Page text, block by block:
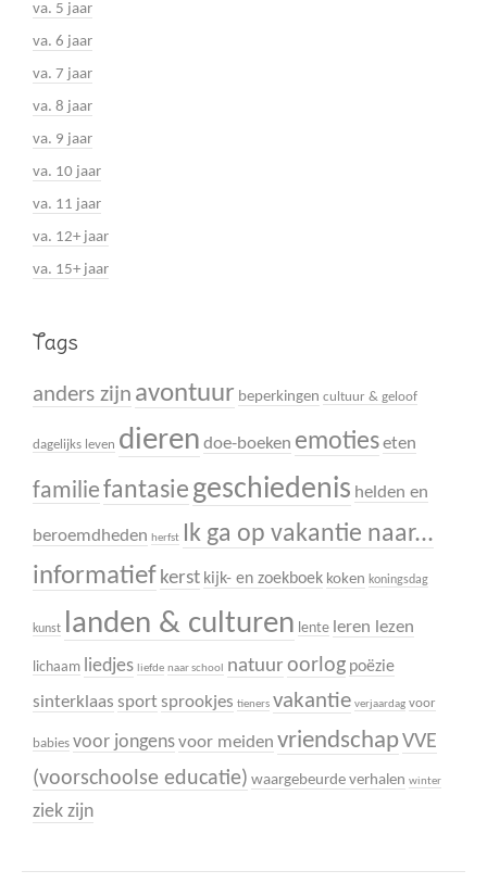
va. 5 jaar
va. 6 jaar
va. 7 jaar
va. 8 jaar
va. 9 jaar
va. 10 jaar
va. 11 jaar
va. 12+ jaar
va. 15+ jaar
Tags
anders zijn avontuur beperkingen cultuur & geloof
dagelijks leven dieren doe-boeken emotieseten
familiefantasie geschiedenis helden en
beroemdheden herfst Ik ga op vakantie naar...
informatief kerst kijk- en zoekboek koken koningsdag
kunst landen & culturen lente leren lezen
lichaam liedjes liefde naar school natuur oorlog poëzie
sinterklaas sport sprookjes tieners vakantie verjaardag voor
babies voor jongensvoor meiden vriendschapVVE
(voorschoolse educatie) waargebeurde verhalen winter
ziek zijn